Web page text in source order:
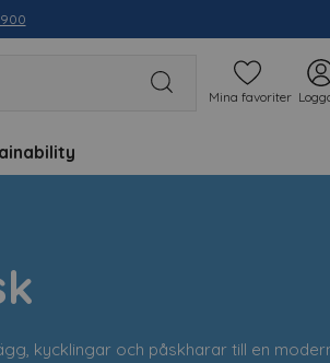
900
Mina favoriter
kycklingar och påskharar till en